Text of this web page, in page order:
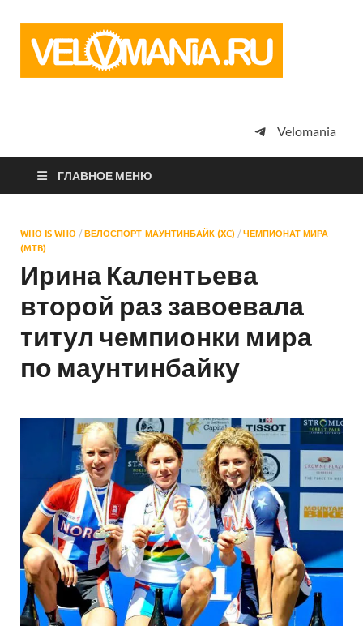
просто
Velomania
ГЛАВНОЕ МЕНЮ
WHO IS WHO / ВЕЛОСПОРТ-МАУНТИНБАЙК (XC) / ЧЕМПИОНАТ МИРА
(MTB)
Ирина Калентьева
второй раз завоевала
титул чемпионки мира
по маунтинбайку